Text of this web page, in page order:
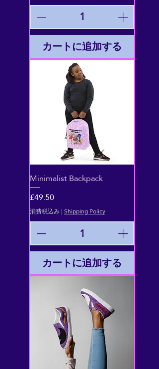
カートに追加する
Minimalist Backpack
価格
£49.50
消費税込み|Shipping Policy
カートに追加する